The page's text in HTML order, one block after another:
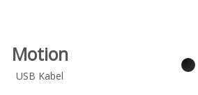
Motion
USB Kabel